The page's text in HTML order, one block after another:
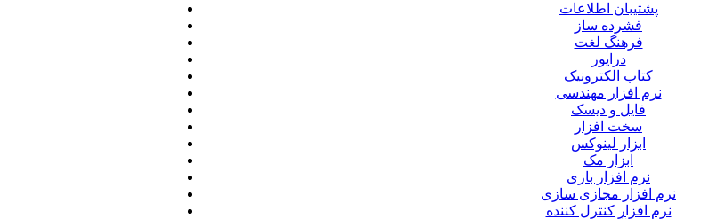
پشتیبان اطلاعات
فشرده ساز
فرهنگ لغت
درایور
کتاب الکترونیک
نرم افزار مهندسی
فایل و دیسک
سخت افزار
ابزار لینوکس
ابزار مک
نرم افزار بازی
نرم افزار مجازی سازی
نرم افزار کنترل کننده